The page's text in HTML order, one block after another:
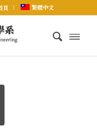
頁 繁體中文